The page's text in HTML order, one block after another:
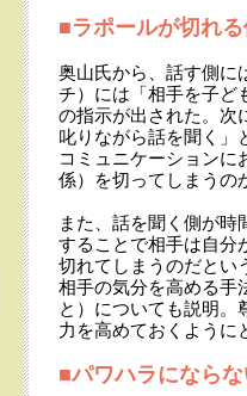
■ラポールが切れ
奥山氏から、話す側に
チ）には「相手を子ど
の指示が出された。次
叱りながら話を聞く」
コミュニケーションに
係）を切ってしまうの
また、話を聞く側が
することで相手は自分
切れてしまうのだとい
相手の気分を高める手
と）についても説明。
力を高めておくように
■パワハラになら